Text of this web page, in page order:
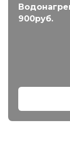
900руб.